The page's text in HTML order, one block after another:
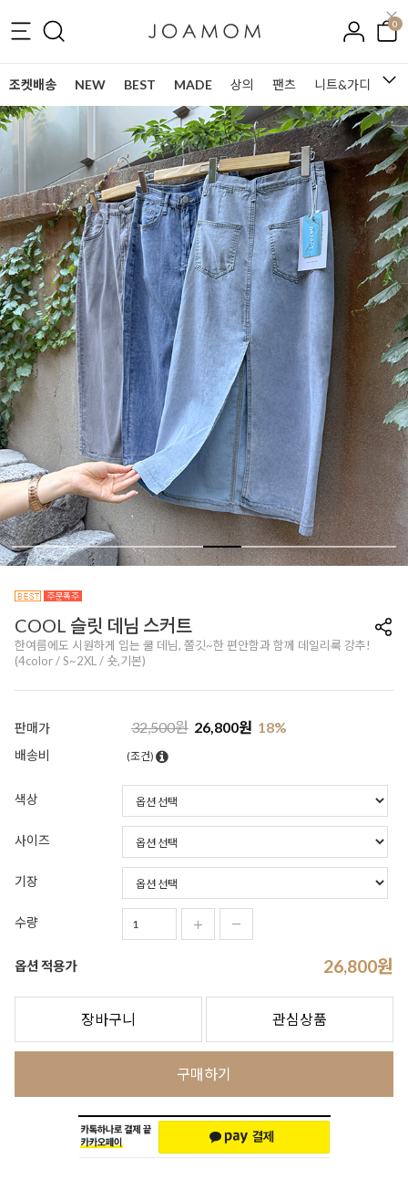
0
조켓배송 NEW BEST MADE 상의 팬츠 니트&가디건
COOL 슬릿 데님 스커트
한여름에도 시원하게 입는 쿨 데님, 쫄깃~한 편안함과 함께 데일리룩 강추!
(4color / S~2XL / 숏,기본)
판매가 32,500원 26,800원 18%
배송비 (조건)
색상
사이즈
기장
수량
옵션 적용가 26,800원
장바구니 관심상품
구매하기